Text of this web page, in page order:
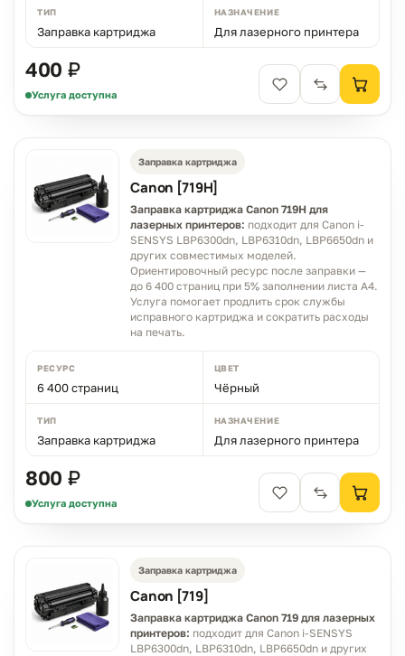
ТИП
Заправка картриджа
НАЗНАЧЕНИЕ
Для лазерного принтера
400 ₽
Услуга доступна
Заправка картриджа
Canon [719H]
Заправка картриджа Canon 719H для
лазерных принтеров: подходит для Canon i-
SENSYS LBP6300dn, LBP6310dn, LBP6650dn и
других совместимых моделей.
Ориентировочный ресурс после заправки —
до 6 400 страниц при 5% заполнении листа A4.
Услуга помогает продлить срок службы
исправного картриджа и сократить расходы
на печать.
РЕСУРС
6 400 страниц
ЦВЕТ
Чёрный
ТИП
Заправка картриджа
НАЗНАЧЕНИЕ
Для лазерного принтера
800 ₽
Услуга доступна
Заправка картриджа
Canon [719]
Заправка картриджа Canon 719 для лазерных
принтеров: подходит для Canon i-SENSYS
LBP6300dn, LBP6310dn, LBP6650dn и других